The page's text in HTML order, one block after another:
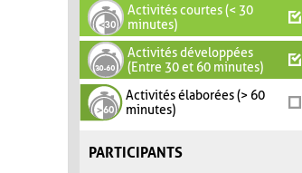
Activités courtes (< 30
minutes)
Activités développées
(Entre 30 et 60 minutes)
Activités élaborées (> 60
minutes)
PARTICIPANTS